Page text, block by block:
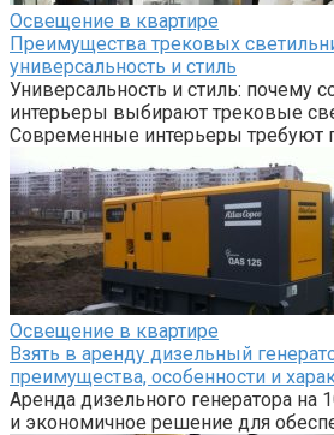
Освещение в квартире
Преимущества трековых
универсальность и стиль
Универсальность и стиль: почему
интерьеры выбирают трековые
Современные интерьеры требуют
Освещение в квартире
Взять в аренду дизельный
преимущества, особенности и
Аренда дизельного генератора на
и экономичное решение для